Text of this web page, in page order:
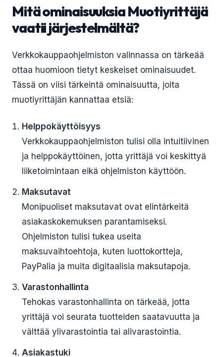
Mitä ominaisuuksia Muotiyrittäjä
vaatii järjestelmältä?
Verkkokauppaohjelmiston valinnassa on tärkeää
ottaa huomioon tietyt keskeiset ominaisuudet.
Tässä on viisi tärkeintä ominaisuutta, joita
muotiyrittäjän kannattaa etsiä:
Helppokäyttöisyys
Verkkokauppaohjelmiston tulisi olla intuitiivinen
ja helppokäyttöinen, jotta yrittäjä voi keskittyä
liiketoimintaan eikä ohjelmiston käyttöön.
Maksutavat
Monipuoliset maksutavat ovat elintärkeitä
asiakaskokemuksen parantamiseksi.
Ohjelmiston tulisi tukea useita
maksuvaihtoehtoja, kuten luottokortteja,
PayPalia ja muita digitaalisia maksutapoja.
Varastonhallinta
Tehokas varastonhallinta on tärkeää, jotta
yrittäjä voi seurata tuotteiden saatavuutta ja
välttää ylivarastointia tai alivarastointia.
Asiakastuki